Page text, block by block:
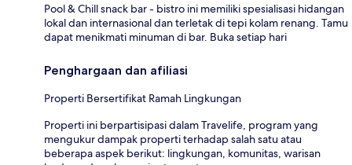
Pool & Chill snack bar - bistro ini memiliki spesialisasi hidangan
lokal dan internasional dan terletak di tepi kolam renang. Tamu
dapat menikmati minuman di bar. Buka setiap hari
Penghargaan dan afiliasi
Properti Bersertifikat Ramah Lingkungan
Properti ini berpartisipasi dalam Travelife, program yang
mengukur dampak properti terhadap salah satu atau
beberapa aspek berikut: lingkungan, komunitas, warisan